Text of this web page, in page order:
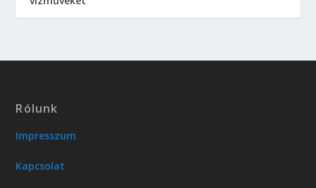
Rólunk
Impresszum
Kapcsolat